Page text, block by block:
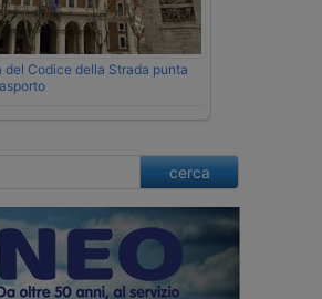
del Codice della Strada punta
cerca